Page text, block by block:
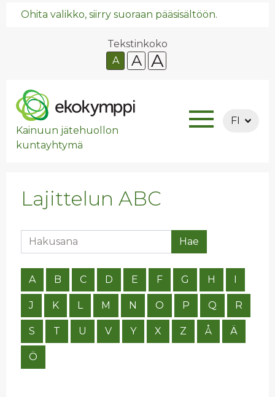
Ohita valikko, siirry suoraan pääsisältöön.
Tekstinkoko
A
A A
Kainuun jätehuollon
kuntayhtymä
FI
Lajittelun ABC
Hakusana Hae
A B C D E F G H I
J K L M N O P Q R
S T U V Y X Z Å Ä
Ö